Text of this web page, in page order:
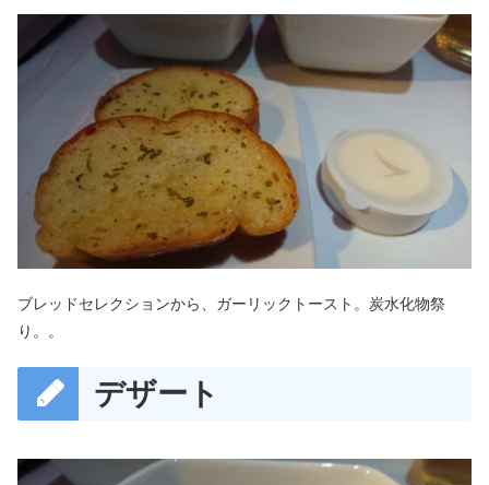
ブレッドセレクションから、ガーリックトースト。炭水化物祭
り。。
デザート